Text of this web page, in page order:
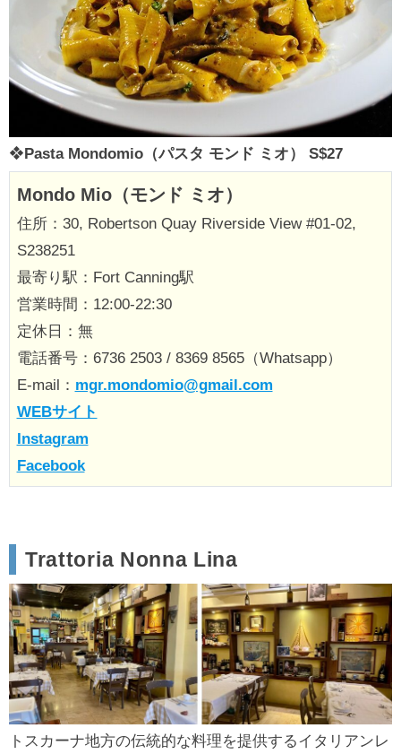
❖Pasta Mondomio（パスタ モンド ミオ） S$27
Mondo Mio（モンド ミオ）
住所：30, Robertson Quay Riverside View #01-02,
S238251
最寄り駅：Fort Canning駅
営業時間：12:00-22:30
定休日：無
電話番号：6736 2503 / 8369 8565（Whatsapp）
E-mail： mgr.mondomio@gmail.com
WEBサイト
Instagram
Facebook
Trattoria Nonna Lina
トスカーナ地方の伝統的な料理を提供するイタリアンレ